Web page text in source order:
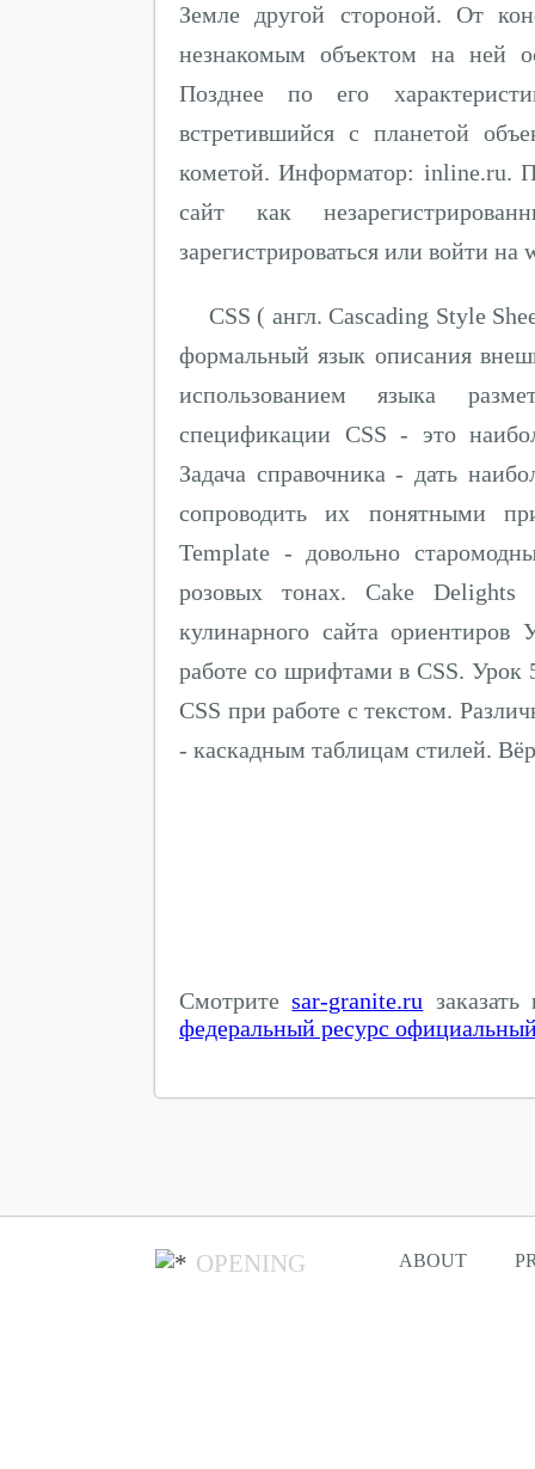
Земле другой стороной. От
незнакомым объектом на ней
Позднее по его
встретившийся с планетой
кометой. Информатор: inline.ru.
сайт как
зарегистрироваться или войти
CSS ( англ. Cascading Style
формальный язык описания
использованием языка
спецификации CSS - это
Задача справочника - дать
сопроводить их понятными
Template - довольно
розовых тонах. Cake Delights
кулинарного сайта
работе со шрифтами в CSS. Урок
CSS при работе с текстом.
- каскадным таблицам стилей.
Смотритеsar-granite.ru
федеральный ресурс
OPENING ABOUT